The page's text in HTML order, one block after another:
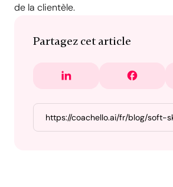
de la clientèle.
Partagez cet article